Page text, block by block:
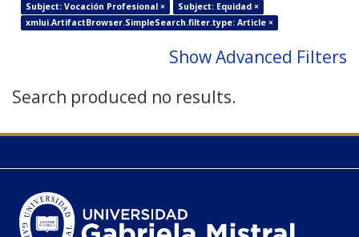
Subject: Vocación Profesional ×
Subject: Equidad ×
xmlui.ArtifactBrowser.SimpleSearch.filter.type: Article ×
Show Advanced Filters
Search produced no results.